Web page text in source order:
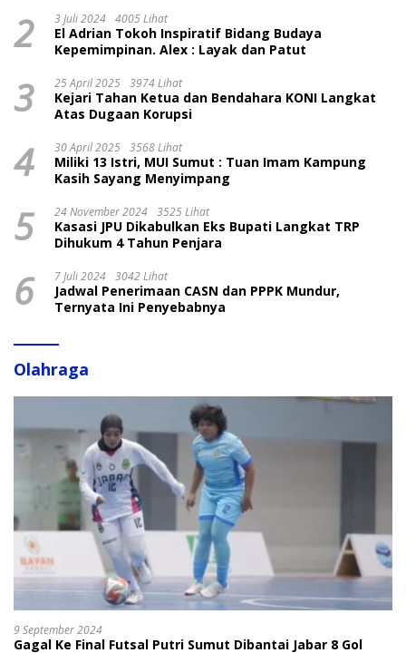
2 3 Juli 2024 4005 Lihat
El Adrian Tokoh Inspiratif Bidang Budaya
Kepemimpinan. Alex : Layak dan Patut
3 25 April 2025 3974 Lihat
Kejari Tahan Ketua dan Bendahara KONI Langkat
Atas Dugaan Korupsi
4 30 April 2025 3568 Lihat
Miliki 13 Istri, MUI Sumut : Tuan Imam Kampung
Kasih Sayang Menyimpang
5 24 November 2024 3525 Lihat
Kasasi JPU Dikabulkan Eks Bupati Langkat TRP
Dihukum 4 Tahun Penjara
6 7 Juli 2024 3042 Lihat
Jadwal Penerimaan CASN dan PPPK Mundur,
Ternyata Ini Penyebabnya
Olahraga
9 September 2024
Gagal Ke Final Futsal Putri Sumut Dibantai Jabar 8 Gol